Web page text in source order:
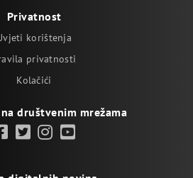
Privatnost
korištenja
privatnosti
Kolačići
društvenim mrežama